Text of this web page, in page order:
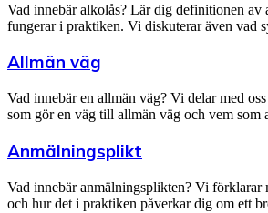
Vad innebär alkolås? Lär dig definitionen av
fungerar i praktiken. Vi diskuterar även vad
Allmän väg
Vad innebär en allmän väg? Vi delar med
som gör en väg till allmän väg och vem som
Anmälningsplikt
Vad innebär anmälningsplikten? Vi förklarar
och hur det i praktiken påverkar dig om ett